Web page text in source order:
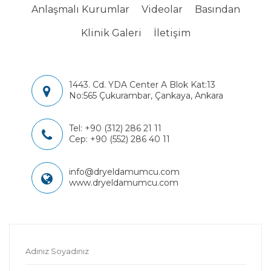
Anlaşmalı Kurumlar Videolar Basından
Klinik Galeri İletişim
1443. Cd. YDA Center A Blok Kat:13
No:565 Çukurambar, Çankaya, Ankara
Tel: +90 (312) 286 21 11
Cep: +90 (552) 286 40 11
info@dryeldamumcu.com
www.dryeldamumcu.com
Adınız Soyadınız